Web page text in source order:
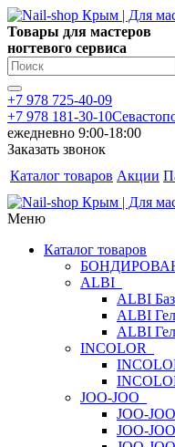
Товары для мастеров
ногтевого сервиса
+7 978 725-40-09
+7 978 181-30-10
ежедневно 9:00-18:00
Заказать звонок
Каталог товаров Акции
Меню
Каталог товаров
ALBI
ALBI
ALBI
ALBI
INCOLOR
JOO-JOO
JOO-
JOO-